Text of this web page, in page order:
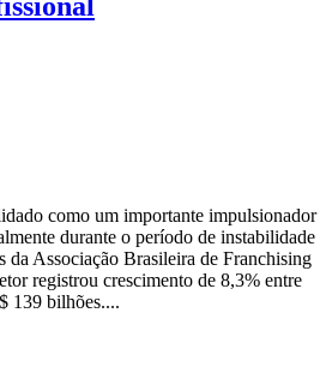
como um importante impulsionador
durante o período de instabilidade
da Associação Brasileira de Franchising
registrou crescimento de 8,3% entre
139 bilhões....